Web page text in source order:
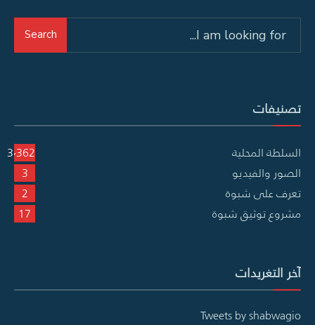
Search
تصنيفات
السلطة المحلية
3٬362
الصور والفيديو
3
تعرف على شبوة
2
مشروع توثيق شبوة
17
آخر التغريدات
Tweets by shabwagio